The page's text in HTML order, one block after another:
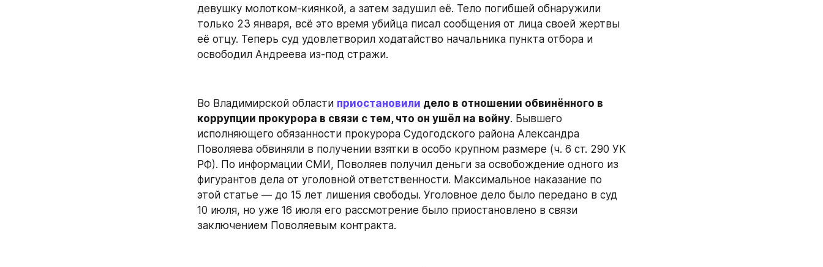
девушку молотком-киянкой, а затем задушил её. Тело погибшей обнаружили
только 23 января, всё это время убийца писал сообщения от лица своей жертвы
её отцу. Теперь суд удовлетворил ходатайство начальника пункта отбора и
освободил Андреева из-под стражи.
Во Владимирской области приостановили дело в отношении обвинённого в
коррупции прокурора в связи с тем, что он ушёл на войну. Бывшего
исполняющего обязанности прокурора Судогодского района Александра
Поволяева обвиняли в получении взятки в особо крупном размере (ч. 6 ст. 290 УК
РФ). По информации СМИ, Поволяев получил деньги за освобождение одного из
фигурантов дела от уголовной ответственности. Максимальное наказание по
этой статье — до 15 лет лишения свободы. Уголовное дело было передано в суд
10 июля, но уже 16 июля его рассмотрение было приостановлено в связи
заключением Поволяевым контракта.